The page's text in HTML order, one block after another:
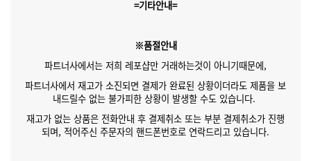
=기타안내=
※품절안내
파트너사에서는 저희 레포샵만 거래하는것이 아니기때문에,
파트너사에서 재고가 소진되면 결제가 완료된 상황이더라도 제품을 보
내드릴수 없는 불가피한 상황이 발생할 수도 있습니다.
재고가 없는 상품은 전화안내 후 결제취소 또는 부분 결제취소가 진행
되며, 적어주신 주문자의 핸드폰번호로 연락드리고 있습니다.